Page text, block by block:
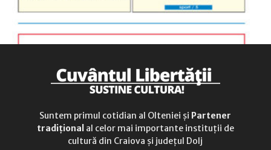
Suntem primul cotidian al Olteniei și Partener
tradițional al celor mai importante instituții de
cultură din Craiova și județul Dolj